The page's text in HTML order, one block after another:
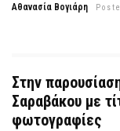
Αθανασία Βογιάρη
Στην
Σαραβάκου με
φωτογραφίες